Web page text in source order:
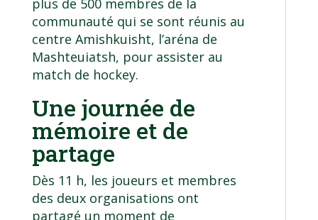
plus de 500 membres de la
communauté qui se sont réunis au
centre Amishkuisht, l’aréna de
Mashteuiatsh, pour assister au
match de hockey.
Une journée de
mémoire et de
partage
Dès 11 h, les joueurs et membres
des deux organisations ont
partagé un moment de